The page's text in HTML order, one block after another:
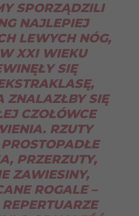
SPORZĄDZILI
NAJLEPIEJ
LEWYCH NÓG,
XXI WIEKU
SIĘ
ZNALAZŁBY SIĘ
CZOŁÓWCE
RZUTY
PRZERZUTY,
ZAWIESINY,
ROGALE –